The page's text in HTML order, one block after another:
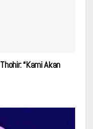
“Kami Akan